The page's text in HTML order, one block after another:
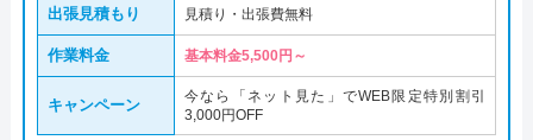
出張見積もり 見積り・出張費無料
作業料金 基本料金5,500円～
キャンペーン
今なら「ネット見た」でWEB限定特別割引
3,000円OFF